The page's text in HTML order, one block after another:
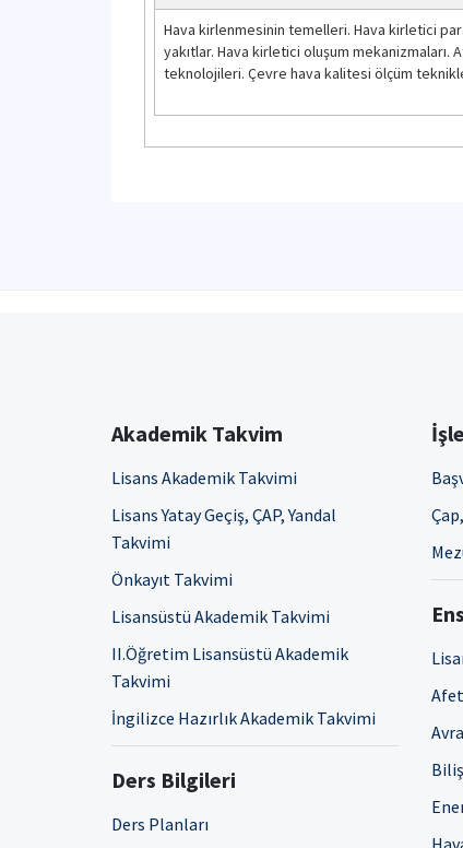
Hava kirlenmesinin temelleri. Hava kirletici
yakıtlar. Hava kirletici oluşum
teknolojileri. Çevre hava kalitesi ölçüm
Akademik Takvim
Lisans Akademik Takvimi
Lisans Yatay Geçiş, ÇAP, Yandal
Takvimi
Önkayıt Takvimi
Lisansüstü Akademik Takvimi
II.Öğretim Lisansüstü Akademik
Takvimi
İngilizce Hazırlık Akademik Takvimi
Ders Bilgileri
Ders Planları